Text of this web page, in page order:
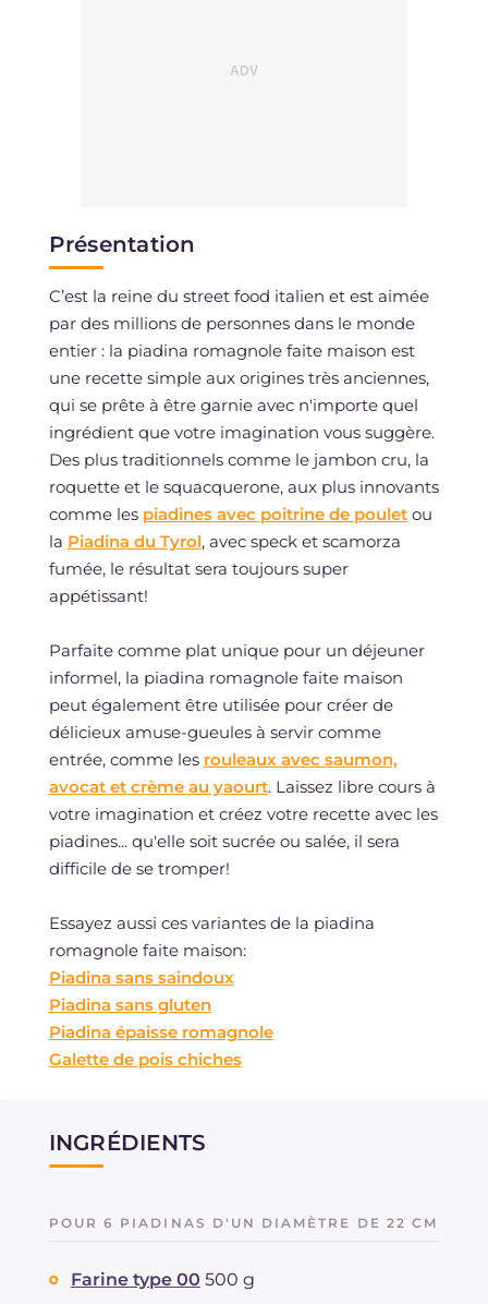
Présentation
C’est la reine du street food italien et est aimée
par des millions de personnes dans le monde
entier : la piadina romagnole faite maison est
une recette simple aux origines très anciennes,
qui se prête à être garnie avec n'importe quel
ingrédient que votre imagination vous suggère.
Des plus traditionnels comme le jambon cru, la
roquette et le squacquerone, aux plus innovants
comme les piadines avec poitrine de pouletou
la Piadina du Tyrol, avec speck et scamorza
fumée, le résultat sera toujours super
appétissant!
Parfaite comme plat unique pour un déjeuner
informel, la piadina romagnole faite maison
peut également être utilisée pour créer de
délicieux amuse-gueules à servir comme
entrée, comme les rouleaux avec saumon,
avocat et crème au yaourt. Laissez libre cours à
votre imagination et créez votre recette avec les
piadines... qu'elle soit sucrée ou salée, il sera
difficile de se tromper!
Essayez aussi ces variantes de la piadina
romagnole faite maison:
Piadina sans saindoux
Piadina sans gluten
Piadina épaisse romagnole
Galette de pois chiches
INGRÉDIENTS
POUR 6 PIADINAS D'UN DIAMÈTRE DE 22 CM
Farine type 00 500 g